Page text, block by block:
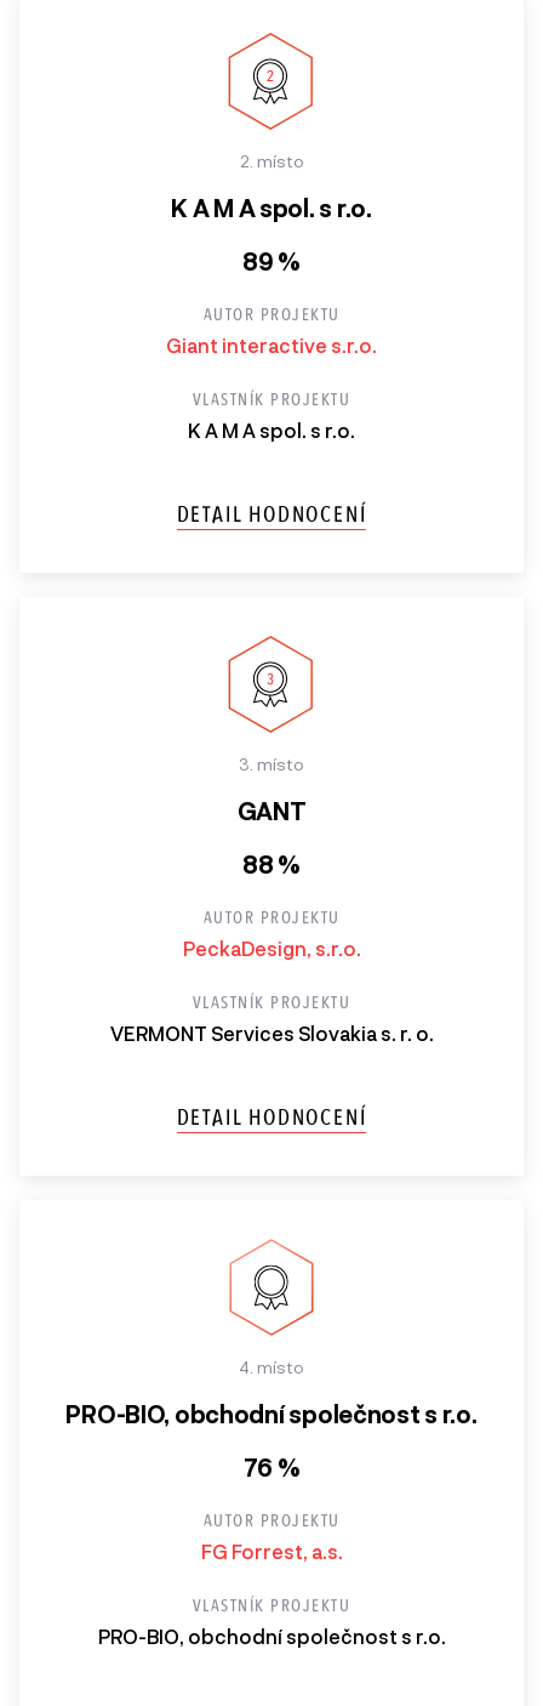
2. místo
K A M A spol. s r.o.
89 %
AUTOR PROJEKTU
Giant interactive s.r.o.
VLASTNÍK PROJEKTU
K A M A spol. s r.o.
DETAIL HODNOCENÍ
3. místo
GANT
88 %
AUTOR PROJEKTU
PeckaDesign, s.r.o.
VLASTNÍK PROJEKTU
VERMONT Services Slovakia s. r. o.
DETAIL HODNOCENÍ
4. místo
PRO-BIO, obchodní společnost s r.o.
76 %
AUTOR PROJEKTU
FG Forrest, a.s.
VLASTNÍK PROJEKTU
PRO-BIO, obchodní společnost s r.o.